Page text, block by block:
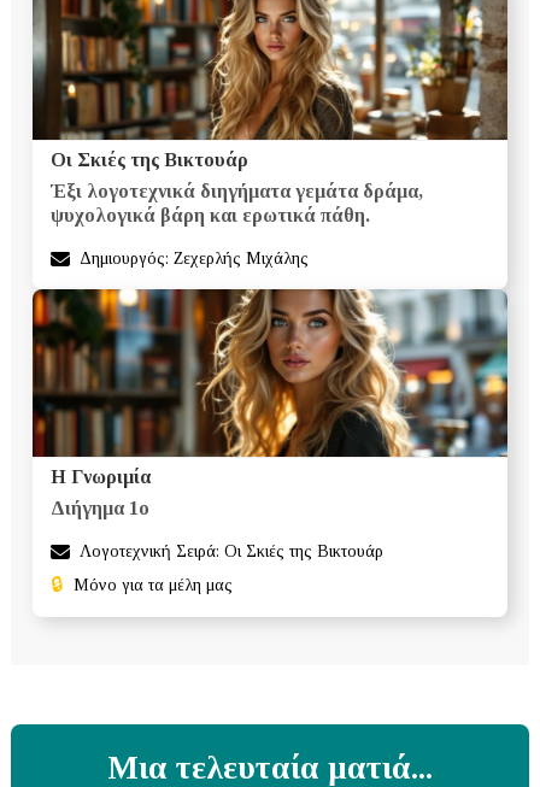
Οι Σκιές της Βικτουάρ
Έξι λογοτεχνικά διηγήματα γεμάτα δράμα,
ψυχολογικά βάρη και ερωτικά πάθη.
Δημιουργός: Ζεχερλής Μιχάλης
Η Γνωριμία
Διήγημα 1ο
Λογοτεχνική Σειρά: Οι Σκιές της Βικτουάρ
🔒 Μόνο για τα μέλη μας
Μια τελευταία ματιά...